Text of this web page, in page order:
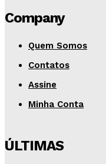
Company
Quem Somos
Contatos
Assine
Minha Conta
ÚLTIMAS